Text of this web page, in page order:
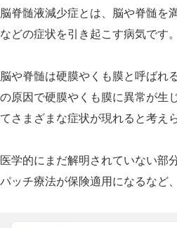
脳脊髄液減少症とは、脳や脊髄を
などの症状を引き起こす病気です。
脳や脊髄は硬膜やくも膜と呼ばれ
の原因で硬膜やくも膜に異常が生
てさまざまな症状が現れると考え
医学的にまだ解明されていない部
パッチ療法が保険適用になるなど